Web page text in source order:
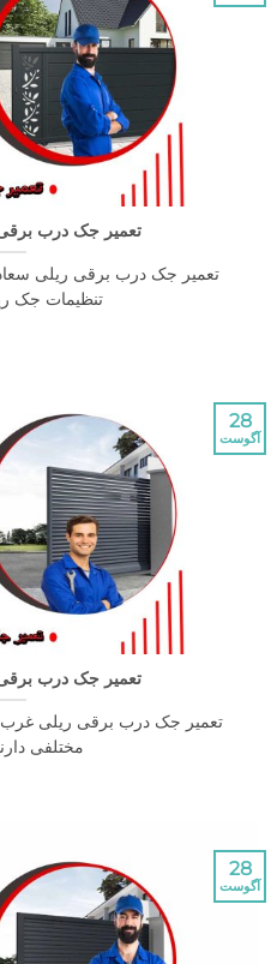
تعمیر جک درب
تعمیر جک درب برقی ریلی
تنظیمات جک
تعمیر جک درب
تعمیر جک درب برقی ریلی غرب
مختلفی
28
آگوست
28
آگوست